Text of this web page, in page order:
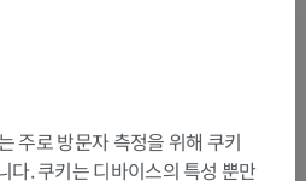
주로 방문자 측정을 위해 쿠키
다. 쿠키는 디바이스의 특성 뿐만